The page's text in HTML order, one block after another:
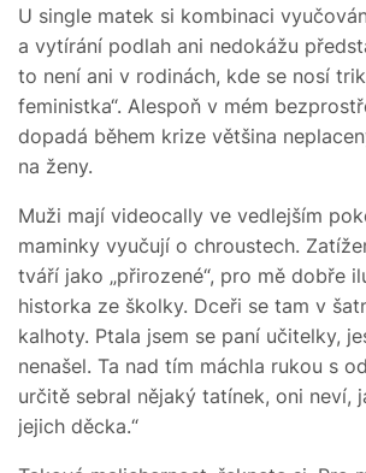
U single matek si kombinaci
a vytírání podlah ani nedokážu
to není ani v rodinách, kde se nosí
feministka“. Alespoň v mém
dopadá během krize většina
na ženy.
Muži mají videocally ve vedlejším
maminky vyučují o chroustech.
tváří jako „přirozené“, pro mě dobře
historka ze školky. Dceři se tam v
kalhoty. Ptala jsem se paní učitelky,
nenašel. Ta nad tím máchla rukou s
určitě sebral nějaký tatínek, oni neví,
jejich děcka.“